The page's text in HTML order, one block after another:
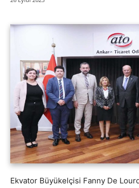
Ekvator Büyükelçisi Fanny De